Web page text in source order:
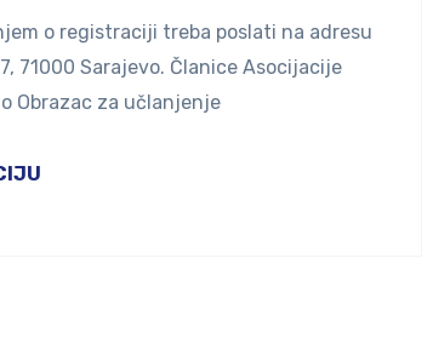
o registraciji treba poslati na adresu
71000 Sarajevo. Članice Asocijacije
Obrazac za učlanjenje